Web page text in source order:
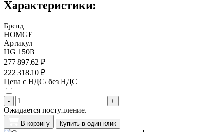
Характеристики:
Бренд
HOMGE
Артикул
HG-150B
277 897.62 ₽
222 318.10 ₽
Цена с НДС/ без НДС
- +
Ожидается поступление.
В корзину Купить в один клик